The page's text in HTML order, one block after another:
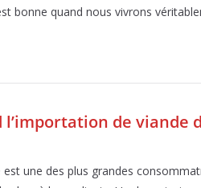
bonne quand nous vivrons
l’importation de viande
est une des plus grandes